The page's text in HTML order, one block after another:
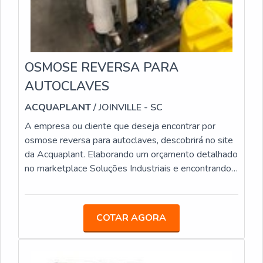
OSMOSE REVERSA PARA
AUTOCLAVES
ACQUAPLANT/ JOINVILLE - SC
A empresa ou cliente que deseja encontrar por
osmose reversa para autoclaves, descobrirá no site
da Acquaplant. Elaborando um orçamento detalhado
no marketplace Soluções Industriais e encontrando a
serviço deve sempre ser prestado por empresas
ajuda a garantir a qualidade e assertividade do
serviço, além de evitar prejuízos com imprevistos e
COTAR AGORA